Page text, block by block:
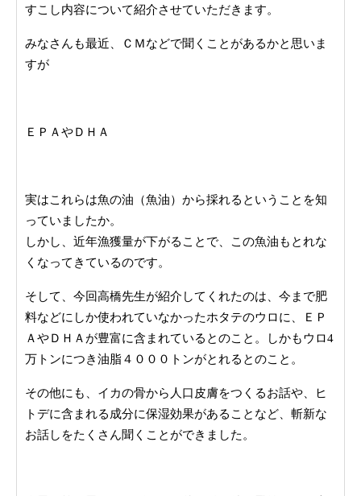
すこし内容について紹介させていただきます。
みなさんも最近、ＣＭなどで聞くことがあるかと思いま
すが
ＥＰＡやＤＨＡ
実はこれらは魚の油（魚油）から採れるということを知
っていましたか。
しかし、近年漁獲量が下がることで、この魚油もとれな
くなってきているのです。
そして、今回高橋先生が紹介してくれたのは、今まで肥
料などにしか使われていなかったホタテのウロに、ＥＰ
ＡやＤＨＡが豊富に含まれているとのこと。
しかもウロ4
万トンにつき油脂４０００トンがとれるとのこと。
その他にも、イカの骨から人口皮膚をつくるお話や、ヒ
トデに含まれる成分に保湿効果があることなど、斬新な
お話しをたくさん聞くことができました。